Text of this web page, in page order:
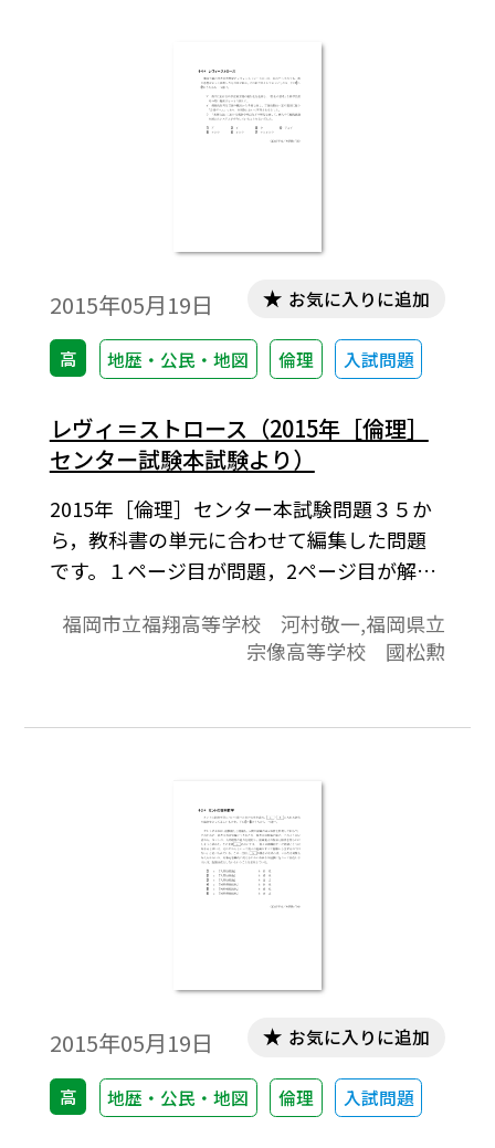
2015年05月19日
高 地歴・公民・地図 倫理 入試問題
お気に入りに追加
レヴィ＝ストロース（2015年［倫理］
センター試験本試験より）
2015年［倫理］センター本試験問題３５か
ら，教科書の単元に合わせて編集した問題
です。１ページ目が問題，2ページ目が解答
福岡市立福翔高等学校 河村敬一,福岡県立
宗像高等学校 國松勲
2015年05月19日
高 地歴・公民・地図 倫理 入試問題
お気に入りに追加